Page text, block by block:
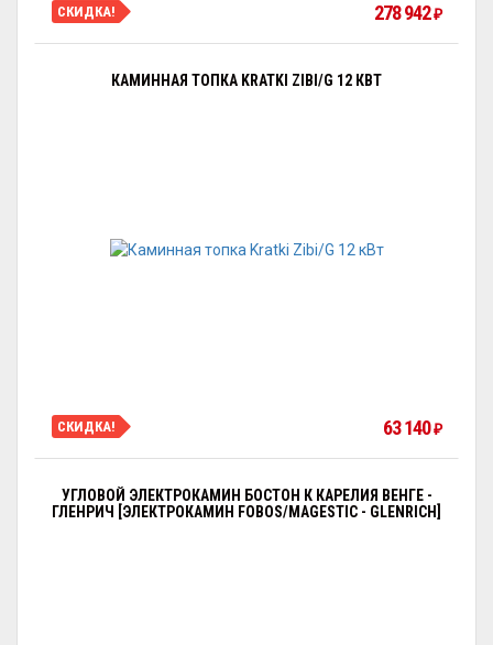
СКИДКА! 278 942₽
КАМИННАЯ ТОПКА KRATKI ZIBI/G 12 КВТ
СКИДКА! 63 140₽
УГЛОВОЙ ЭЛЕКТРОКАМИН БОСТОН К КАРЕЛИЯ ВЕНГЕ -
ГЛЕНРИЧ [ЭЛЕКТРОКАМИН FOBOS/MAGESTIC - GLENRICH]